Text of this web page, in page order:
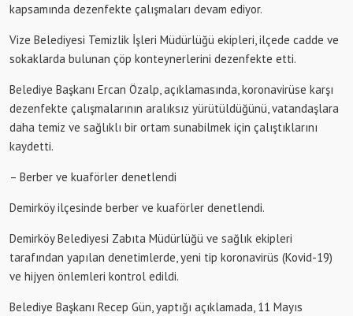
kapsamında dezenfekte çalışmaları devam ediyor.
Vize Belediyesi Temizlik İşleri Müdürlüğü ekipleri, ilçede cadde ve
sokaklarda bulunan çöp konteynerlerini dezenfekte etti.
Belediye Başkanı Ercan Özalp, açıklamasında, koronavirüse karşı
dezenfekte çalışmalarının aralıksız yürütüldüğünü, vatandaşlara
daha temiz ve sağlıklı bir ortam sunabilmek için çalıştıklarını
kaydetti.
– Berber ve kuaförler denetlendi
Demirköy ilçesinde berber ve kuaförler denetlendi.
Demirköy Belediyesi Zabıta Müdürlüğü ve sağlık ekipleri
tarafından yapılan denetimlerde, yeni tip koronavirüs (Kovid-19)
ve hijyen önlemleri kontrol edildi.
Belediye Başkanı Recep Gün, yaptığı açıklamada, 11 Mayıs